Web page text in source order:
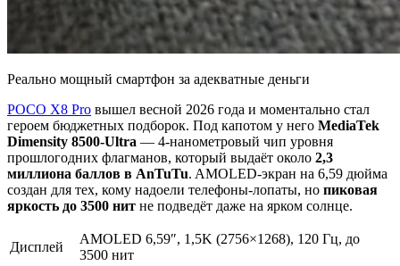
Реально мощный смартфон за адекватные деньги
POCO X8 Pro вышел весной 2026 года и моментально стал
героем бюджетных подборок. Под капотом у него MediaTek
Dimensity 8500-Ultra — 4-нанометровый чип уровня
прошлогодних флагманов, который выдаёт около 2,3
миллиона баллов в AnTuTu. AMOLED-экран на 6,59 дюйма
создан для тех, кому надоели телефоны-лопаты, но пиковая
яркость до 3500 нит не подведёт даже на ярком солнце.
Дисплей
AMOLED 6,59″, 1,5K (2756×1268), 120 Гц, до
3500 нит